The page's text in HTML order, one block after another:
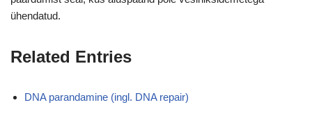
ühendatud.
Related Entries
DNA parandamine (ingl. DNA repair)